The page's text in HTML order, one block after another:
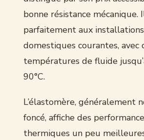
bonne résistance mécanique.
parfaitement aux installations
domestiques courantes, avec
températures de fluide
90°C.
L’élastomère, généralement
foncé, affiche des
thermiques un peu